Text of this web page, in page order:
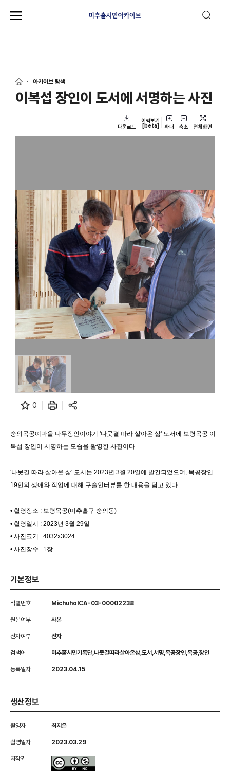
아카이브 탐색
이복섭 장인이 도서에 서명하는 사진
다운로드
이력보기
[beta]
확대 축소 전체화면
0
숭의목공예마을 나무장인이야기 '나뭇결 따라 살아온 삶' 도서에 보령목공 이
복섭 장인이 서명하는 모습을 촬영한 사진이다.
'나뭇결 따라 살아온 삶' 도서는 2023년 3월 20일에 발간되었으며, 목공장인
19인의 생애와 직업에 대해 구술인터뷰를 한 내용을 담고 있다.
• 촬영장소 : 보령목공(미추홀구 숭의동)
• 촬영일시 : 2023년 3월 29일
• 사진크기 : 4032x3024
• 사진장수 : 1장
기본정보
식별번호 MichuholCA-03-00002238
원본여부 사본
전자여부 전자
검색어 미추홀시민기록단,나뭇결따라살아온삶,도서,서명,목공장인,목공,장인
등록일자 2023.04.15
생산정보
촬영자 최지은
촬영일자 2023.03.29
저작권